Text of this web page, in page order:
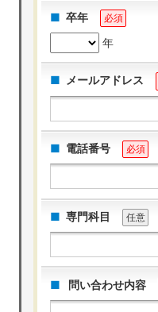
卒年 必須
年
メールアドレス
電話番号 必須
専門科目 任意
問い合わせ内容